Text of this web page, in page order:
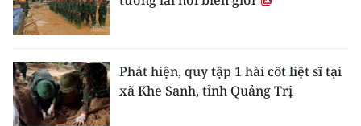
Phát hiện, quy tập 1 hài cốt liệt sĩ tại
xã Khe Sanh, tỉnh Quảng Trị